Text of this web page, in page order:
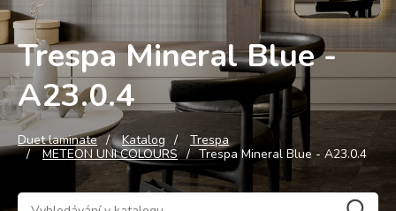
Trespa Mineral Blue -
A23.0.4
Duet laminate Katalog
Trespa
METEON UNI COLOURS
Trespa Mineral Blue - A23.0.4